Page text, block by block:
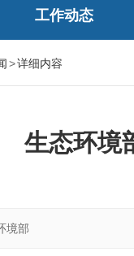
工作动态
>详细内容
生态环境
境部